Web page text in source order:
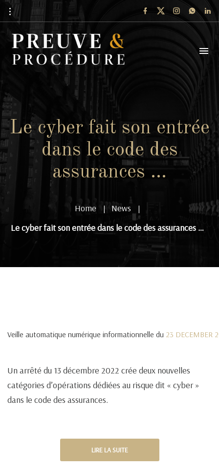
Le cyber fait son entrée
dans le code des
assurances …
Home | News |
Le cyber fait son entrée dans le code des assurances …
Veille automatique numérique informationnelle du 23 DECEMBER
Un arrêté du 13 décembre 2022 crée deux nouvelles
catégories d’opérations dédiées au risque dit « cyber »
dans le code des assurances.
LIRE LA SUITE